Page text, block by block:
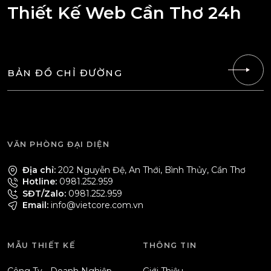
Thiết Kế Web Cần Thơ 24h
BẢN ĐỒ CHỈ ĐƯỜNG
VĂN PHÒNG ĐẠI DIỆN
Địa chỉ: 202 Nguyễn Đệ, An Thới, Bình Thủy, Cần Thơ
Hotline: 0981.252.959
SĐT/Zalo: 0981.252.959
Email: info@vietcore.com.vn
MẪU THIẾT KẾ THÔNG TIN